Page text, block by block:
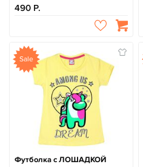
490
Sale
Футболка с ЛОШАДКОЙ